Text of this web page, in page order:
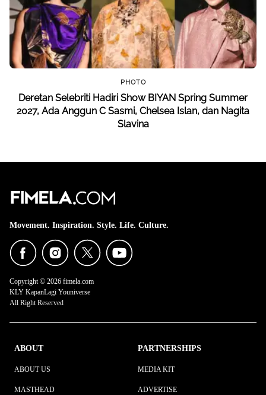
PHOTO
Deretan Selebriti Hadiri Show BIYAN Spring Summer
2027, Ada Anggun C Sasmi, Chelsea Islan, dan Nagita
Slavina
Movement. Inspiration. Style. Life. Culture.
Copyright © 2026 fimela.com
KLY KapanLagi Youniverse
All Right Reserved
ABOUT
ABOUT US
MASTHEAD
PARTNERSHIPS
MEDIA KIT
ADVERTISE